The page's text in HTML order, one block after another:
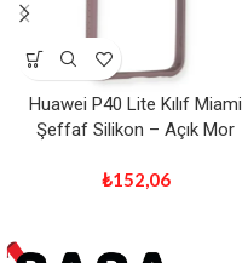
Huawei P40 Lite Kılıf Miami
Şeffaf Silikon – Açık Mor
₺152,06